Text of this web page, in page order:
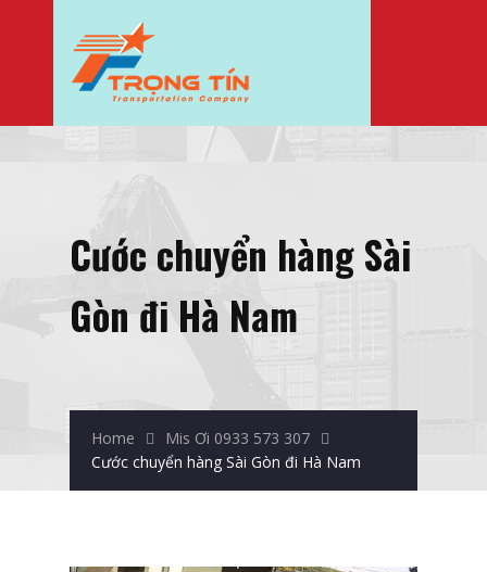
Cước chuyển hàng Sài
Gòn đi Hà Nam
Home
Mis Ơi 0933 573 307
Cước chuyển hàng Sài Gòn đi Hà Nam